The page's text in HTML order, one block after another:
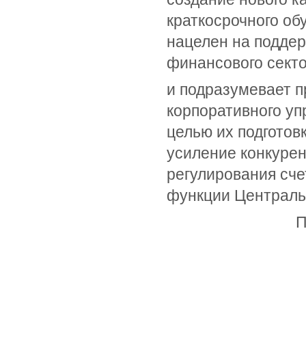
краткосрочного
нацелен на
финансового
и подразумевает
корпоративного
целью их
усиление
регулирования
функции